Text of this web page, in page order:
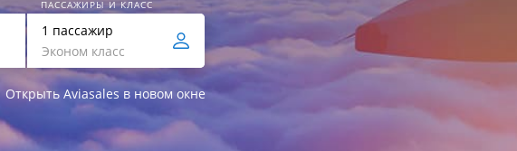
ПАССАЖИРЫ И КЛАСС
1 пассажир
Эконом класс
Открыть Aviasales в новом окне